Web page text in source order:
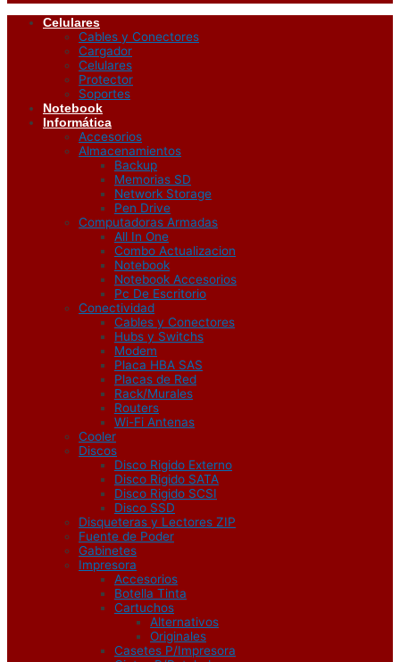
Celulares
Cables y Conectores
Cargador
Celulares
Protector
Soportes
Notebook
Informática
Accesorios
Almacenamientos
Backup
Memorias SD
Network Storage
Pen Drive
Computadoras Armadas
All In One
Combo Actualizacion
Notebook
Notebook Accesorios
Pc De Escritorio
Conectividad
Cables y Conectores
Hubs y Switchs
Modem
Placa HBA SAS
Placas de Red
Rack/Murales
Routers
Wi-Fi Antenas
Cooler
Discos
Disco Rigido Externo
Disco Rigido SATA
Disco Rigido SCSI
Disco SSD
Disqueteras y Lectores ZIP
Fuente de Poder
Gabinetes
Impresora
Accesorios
Botella Tinta
Cartuchos
Alternativos
Originales
Casetes P/Impresora